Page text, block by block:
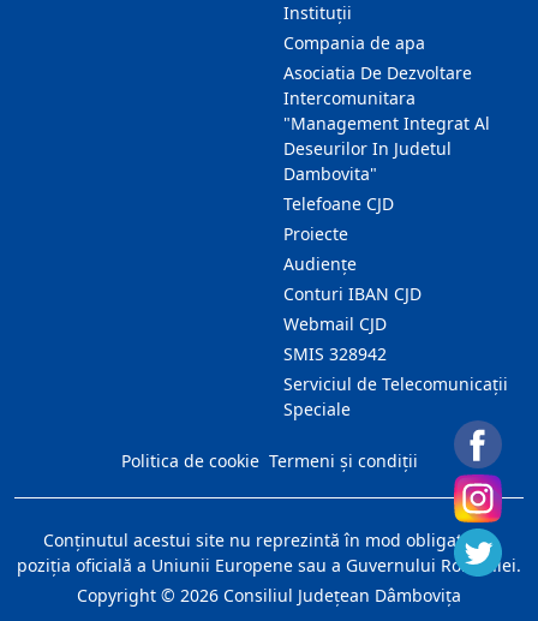
Instituții
Compania de apa
Asociatia De Dezvoltare
Intercomunitara
"Management Integrat Al
Deseurilor In Judetul
Dambovita"
Telefoane CJD
Proiecte
Audienţe
Conturi IBAN CJD
Webmail CJD
SMIS 328942
Serviciul de Telecomunicații
Speciale
Politica de cookie Termeni și condiții
Conţinutul acestui site nu reprezintă în mod obligatoriu
poziţia oficială a Uniunii Europene sau a Guvernului României.
Copyright © 2026 Consiliul Judeţean Dâmboviţa